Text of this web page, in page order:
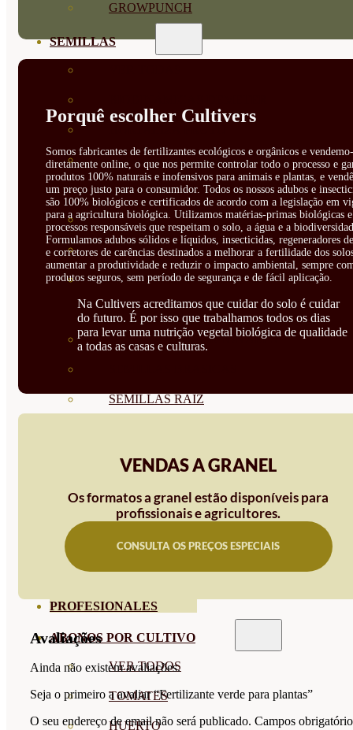
GROWPUNCH
SEMILLAS
SEMILLAS HORTALIZA DE
HOJA
SEMILLAS AROMÁTICAS
SEMILLAS FLORES
SEMILLAS FLORES
COMESTIBLES
SEMILLAS TRADICIONALES
SEMILLAS RAÍZ
MICROGREEN
TIRAS DE SEMILLAS
BOMBAS DE SEMILLAS
PROFESIONALES
ABONOS POR CULTIVO
VER TODOS
TOMATES
HUERTO
Porquê escolher Cultivers
Somos fabricantes de fertilizantes ecológicos e orgânicos e
diretamente online, o que nos permite controlar todo o processo e
produtos 100% naturais e inofensivos para animais e plantas, e
um preço justo para o consumidor. Todos os nossos adubos e
são 100% biológicos e certificados de acordo com a legislação em
para a agricultura biológica. Utilizamos matérias-primas biológicas e
processos responsáveis que respeitam o solo, a água e a
Formulamos adubos sólidos e líquidos, insecticidas, regeneradores
e corretores de carências destinados a melhorar a fertilidade dos
aumentar a produtividade e reduzir o impacto ambiental, sempre
produtos seguros, sem período de segurança e de fácil aplicação.
Na Cultivers acreditamos que cuidar do solo é cuidar
do futuro. É por isso que trabalhamos todos os dias
para levar uma nutrição vegetal biológica de qualidade
a todas as casas e culturas.
VENDAS A GRANEL
Os formatos a granel estão disponíveis para
profissionais e agricultores.
CONSULTA OS PREÇOS ESPECIAIS
Avaliações
Ainda não existem avaliações.
Seja o primeiro a avaliar “Fertilizante verde para plantas”
O seu endereço de email não será publicado. Campos